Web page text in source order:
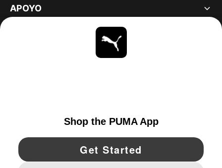
APOYO
YouTube Twitter Pinterest